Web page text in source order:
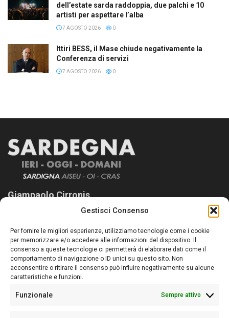
Gestisci Consenso
Per fornire le migliori esperienze, utilizziamo tecnologie come i cookie
per memorizzare e/o accedere alle informazioni del dispositivo. Il
consenso a queste tecnologie ci permetterà di elaborare dati come il
comportamento di navigazione o ID unici su questo sito. Non
acconsentire o ritirare il consenso può influire negativamente su alcune
caratteristiche e funzioni.
Funzionale Sempre attivo
dell’estate sarda raddoppia, due palchi e 10
artisti per aspettare l’alba
7 AGOSTO 2026 0
Ittiri BESS, il Mase chiude negativamente la
Conferenza di servizi
7 AGOSTO 2026 0
Giampaolo Cirronis
Sardegna Ieri-Oggi-Domani nasce per informare “liberamente” i
lettori su quanto accade in Sardegna, con un occhio rivolto al
nostro passato e, soprattutto, al nostro futuro
Follow Us